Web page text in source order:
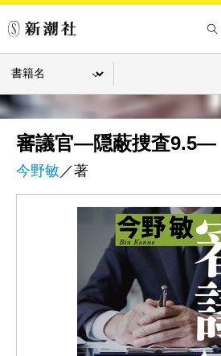
審議官―隠蔽捜査9.5―
今野敏 ／著